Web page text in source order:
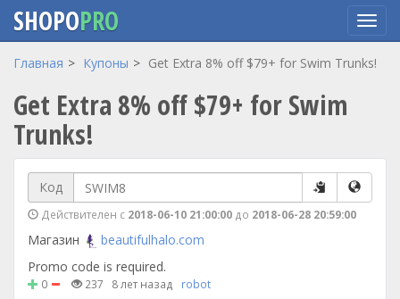
Перейти
основному
содержанию
SHOPOPRO
Главная Купоны Get Extra 8% off $79+ for Swim Trunks!
Get Extra 8% off $79+ for Swim
Trunks!
Код
Действителен с 2018-06-10 21:00:00 до 2018-06-28 20:59:00
Магазин
beautifulhalo.com
Promo code is required.
0 237 8 лет назад robot